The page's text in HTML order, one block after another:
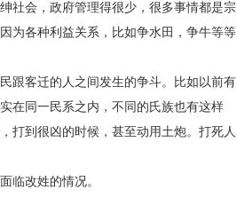
会，政府管理得很少，很多事情都是宗
为各种利益关系，比如争水田，争牛等等
客迁的人之间发生的争斗。比如以前有
在同一民系之内，不同的氏族也有这样
打到很凶的时候，甚至动用土炮。打死人
改姓的情况。